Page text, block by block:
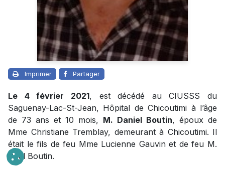
Imprimer Partager
Le 4 février 2021, est décédé au CIUSSS du
Saguenay-Lac-St-Jean, Hôpital de Chicoutimi à l’âge
de 73 ans et 10 mois, M. Daniel Boutin, époux de
Mme Christiane Tremblay, demeurant à Chicoutimi. Il
était le fils de feu Mme Lucienne Gauvin et de feu M.
Paul Boutin.